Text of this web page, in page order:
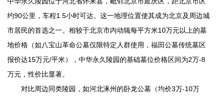
约90公里，车程1.5小时可达。这一地理位置使其成为北京及周边城
市居民的首选之一。相较于北京市内动辄每平方米10万元以上的墓
地价格（如八宝山革命公墓仅限特定人群使用， 福田公墓传统墓区
报价达15万元/平米）， 中华永久陵园的基础墓位价格区间为2万-8
万元，性价比显著。
对比周边同类陵园，如河北涿州的卧龙公墓（均价3万-10万